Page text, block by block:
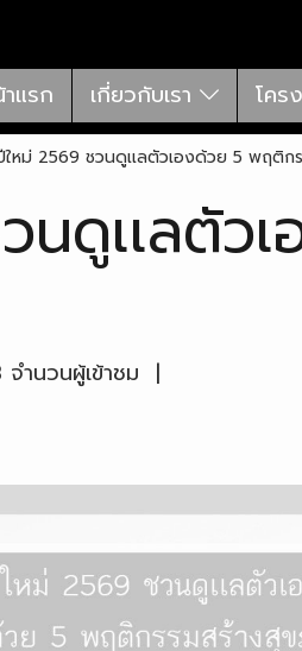
แรก เกี่ยวกับเรา โคร
ใหม่ 2569 ชวนดูเเลตัวเองด้วย 5 พฤติก
นดูเเลตั
จำนวนผู้เข้าชม |